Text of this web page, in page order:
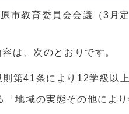
市教育委員会会議（3月
は、次のとおりです。
第41条により12学級以
地域の実態その他によ